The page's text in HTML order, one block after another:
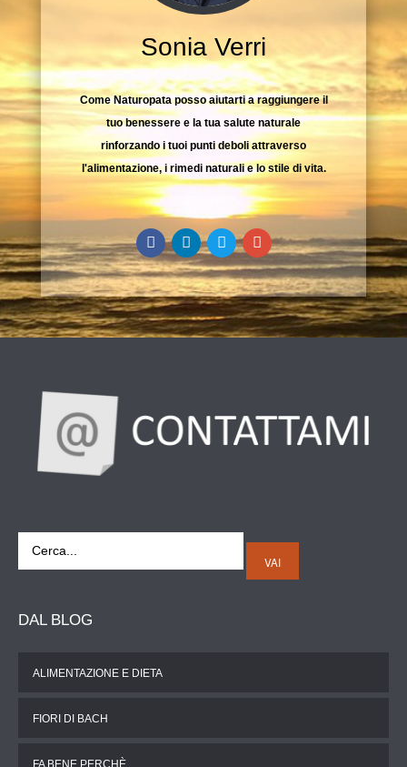
Sonia Verri
Come Naturopata posso aiutarti a raggiungere il
tuo benessere e la tua salute naturale
rinforzando i tuoi punti deboli attraverso
l'alimentazione, i rimedi naturali e lo stile di vita.
VAI
DAL BLOG
ALIMENTAZIONE E DIETA
FIORI DI BACH
FA BENE PERCHÈ